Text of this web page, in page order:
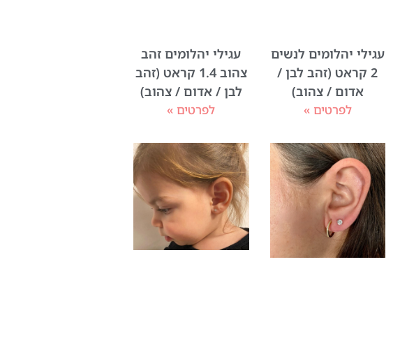
עגילי יהלומים לנשים
2 קראט (זהב לבן /
אדום / צהוב)
לפרטים »
עגילי יהלומים זהב
צהוב 1.4 קראט (זהב
לבן / אדום / צהוב)
לפרטים »